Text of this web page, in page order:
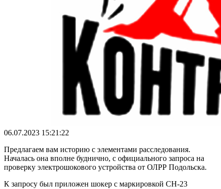
06.07.2023 15:21:22
Предлагаем вам историю с элементами расследования.
Началась она вполне буднично, с официального запроса на
проверку электрошокового устройства от ОЛРР Подольска.
К запросу был приложен шокер с маркировкой CH-23